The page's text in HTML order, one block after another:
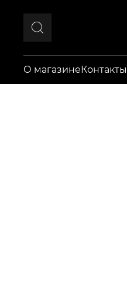
О магазинеКонтакты